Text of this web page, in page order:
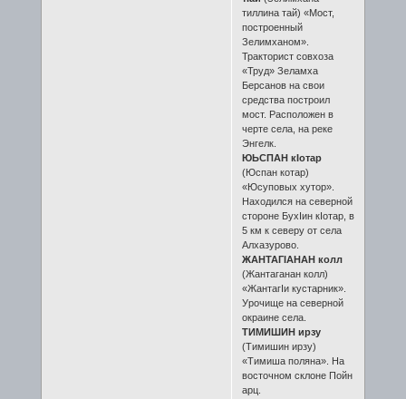
тиллина тай) «Мост,
построенный
Зелимханом».
Тракторист совхоза
«Труд» Зеламха
Берсанов на свои
средства построил
мост. Расположен в
черте села, на реке
Энгелк.
ЮЬСПАН кӀотар
(Юспан котар)
«Юсуповых хутор».
Находился на северной
стороне БухӀин кӀотар, в
5 км к северу от села
Алхазурово.
ЖАНТАГӀАНАН колл
(Жантаганан колл)
«ЖантагӀи кустарник».
Урочище на северной
окраине села.
ТИМИШИН ирзу
(Тимишин ирзу)
«Тимиша поляна». На
восточном склоне Пойн
арц.